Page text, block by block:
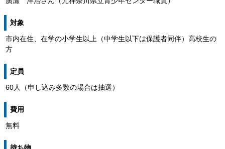
対象
市内在住、在学の小学生以上（中学生以下は保護者同伴）高校生の
方
定員
60人（申し込み多数の場合は抽選）
費用
無料